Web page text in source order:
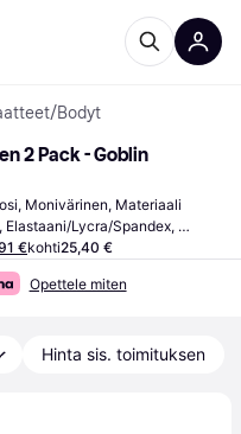
/Bodyt
2 Pack - Goblin
Monivärinen, Materiaali
Lycra/Spandex,
€kohti25,40 €
Opettele miten
Hinta sis. toimituksen